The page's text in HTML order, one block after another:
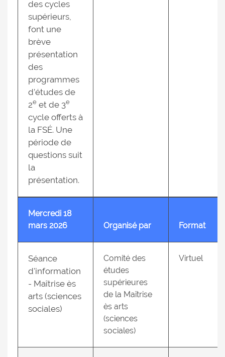
des cycles
supérieurs,
font une
brève
présentation
des
programmes
d’études de
2e et de 3e
cycle offerts à
la FSÉ. Une
période de
questions suit
la
présentation.
Mercredi 18
mars 2026
Organisé par Format
Séance
d'information
- Maîtrise ès
arts (sciences
sociales)
Comité des
études
supérieures
de la Maîtrise
ès arts
(sciences
sociales)
Virtuel